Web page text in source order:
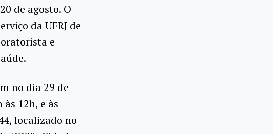
de agosto. O
da UFRJ de
e
no dia 29 de
12h, e às
localizado no